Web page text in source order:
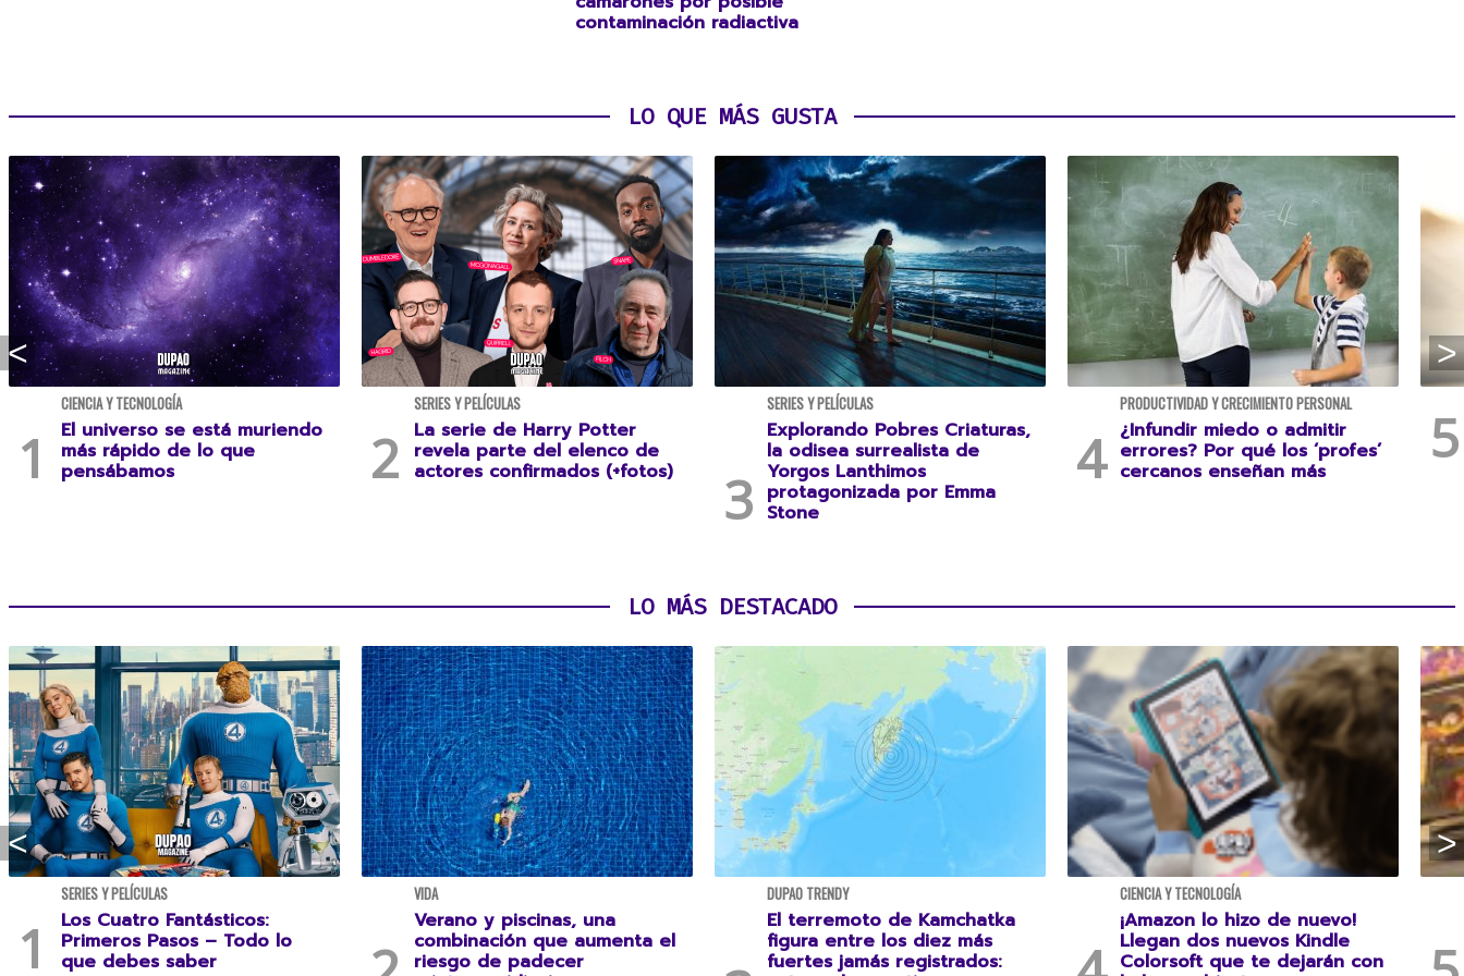
contaminación radiactiva
LO QUE MÁS GUSTA
CIENCIA Y TECNOLOGÍA
El universo se está muriendo
más rápido de lo que
pensábamos
SERIES Y PELÍCULAS
La serie de Harry Potter
revela parte del elenco de
actores confirmados (+fotos)
SERIES Y PELÍCULAS
Explorando Pobres Criaturas,
la odisea surrealista de
Yorgos Lanthimos
protagonizada por Emma
Stone
PRODUCTIVIDAD Y CRECIMIENTO PERSONAL
¿Infundir miedo o admitir
errores? Por qué los ‘profes’
cercanos enseñan más
LO MÁS DESTACADO
SERIES Y PELÍCULAS
Los Cuatro Fantásticos:
Primeros Pasos – Todo lo
que debes saber
VIDA
Verano y piscinas, una
combinación que aumenta el
riesgo de padecer
DUPAO TRENDY
El terremoto de Kamchatka
figura entre los diez más
fuertes jamás registrados:
CIENCIA Y TECNOLOGÍA
¡Amazon lo hizo de nuevo!
Llegan dos nuevos Kindle
Colorsoft que te dejarán con